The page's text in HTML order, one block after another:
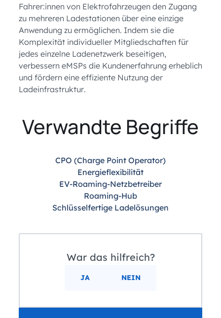
Fahrer:innen von Elektrofahrzeugen den Zugang
zu mehreren Ladestationen über eine einzige
Anwendung zu ermöglichen. Indem sie die
Komplexität individueller Mitgliedschaften für
jedes einzelne Ladenetzwerk beseitigen,
verbessern eMSPs die Kundenerfahrung erheblich
und fördern eine effiziente Nutzung der
Ladeinfrastruktur.
Verwandte Begriffe
CPO (Charge Point Operator)
Energieflexibilität
EV-Roaming-Netzbetreiber
Roaming-Hub
Schlüsselfertige Ladelösungen
War das hilfreich?
JA NEIN